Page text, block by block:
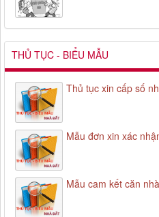
THỦ TỤC - BIỂU MẪU
Thủ tục xin cấp số
Mẫu đơn xin xác
Mẫu cam kết căn